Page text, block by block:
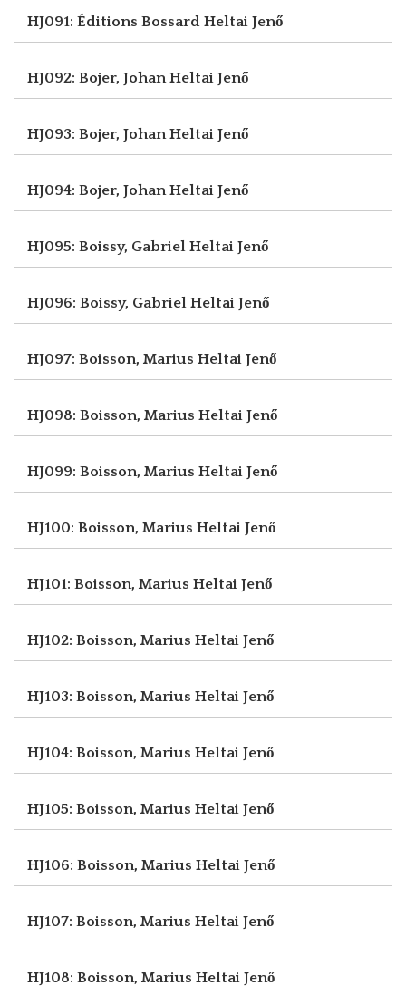
HJ091: Éditions Bossard Heltai Jenő
HJ092: Bojer, JohanHeltai Jenő
HJ093: Bojer, JohanHeltai Jenő
HJ094: Bojer, JohanHeltai Jenő
HJ095: Boissy, Gabriel Heltai Jenő
HJ096: Boissy, Gabriel Heltai Jenő
HJ097: Boisson, Marius Heltai Jenő
HJ098: Boisson, Marius Heltai Jenő
HJ099: Boisson, Marius Heltai Jenő
HJ100: Boisson, Marius Heltai Jenő
HJ101: Boisson, Marius Heltai Jenő
HJ102: Boisson, Marius Heltai Jenő
HJ103: Boisson, Marius Heltai Jenő
HJ104: Boisson, Marius Heltai Jenő
HJ105: Boisson, Marius Heltai Jenő
HJ106: Boisson, Marius Heltai Jenő
HJ107: Boisson, Marius Heltai Jenő
HJ108: Boisson, Marius Heltai Jenő